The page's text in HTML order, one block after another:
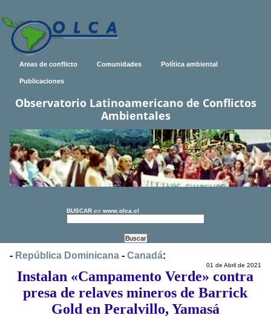
Areas de conflicto Comunidades Política ambiental
Publicaciones
Observatorio Latinoamericano de Conflictos
Ambientales
BUSCAR en www.olca.cl
- República Dominicana - Canadá:
01 de Abril de 2021
Instalan «Campamento Verde» contra
presa de relaves mineros de Barrick
Gold en Peralvillo, Yamasá